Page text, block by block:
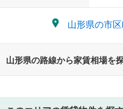
山形県の市
山形県の路線から家賃相場を